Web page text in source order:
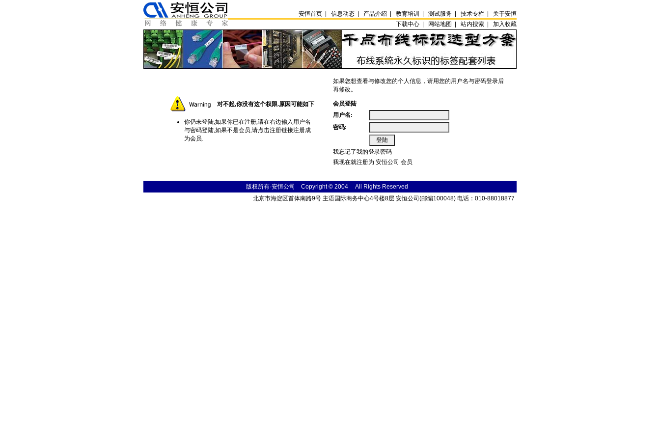
安恒首页 信息动态 产品介绍 教育培训 测试服务 技术专栏
关于安恒
下载中心 |
网站地图 站内搜索 加入收藏
对不起,你没有这个权限.原因可能如下
你仍未登陆,如果你已在注册,请在右边输入用户名
与密码登陆,如果不是会员,请点击注册链接注册成
为会员.
如果您想查看与修改您的个人信息，请用您的用户名与密码登录后
再修改。
会员登陆
用户名:
密码:
我忘记了我的登录密码
我现在就注册为 安恒公司 会员
版权所有·安恒公司 Copyright © 2004 All Rights Reserved
北京市海淀区首体南路9号 主语国际商务中心4号楼8层 安恒公司(邮编100048) 电话：010-88018877